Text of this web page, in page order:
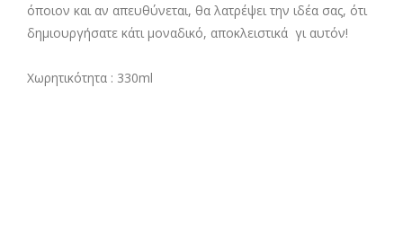
όποιον και αν απευθύνεται, θα λατρέψει την ιδέα σας, ότι
δημιουργήσατε κάτι μοναδικό, αποκλειστικά γι αυτόν!
Χωρητικότητα : 330ml